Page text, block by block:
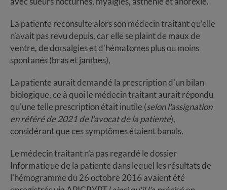
La patiente reconsulte alors son médecin traitant qu’elle
n’avait pas revu depuis, car elle se plaint de maux de
ventre, de dorsalgies et d’hématomes plus ou moins
spontanés (bras et jambes),
La patiente aurait demandé la prescription d'un bilan
biologique, ce à quoi le médecin traitant aurait répondu
qu'une telle prescription était inutile (selon l'assignation
en référé de 2021 de l’avocat de la patiente),
considérant que ces symptômes étaient banals.
Le médecin traitant n'a pas regardé le dossier
Informatique de la patiente dans lequel les résultats de
l'hémogramme du 26 octobre 2016 avaient été